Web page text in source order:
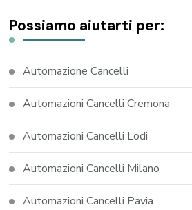
Possiamo aiutarti per:
Automazione Cancelli
Automazioni Cancelli Cremona
Automazioni Cancelli Lodi
Automazioni Cancelli Milano
Automazioni Cancelli Pavia